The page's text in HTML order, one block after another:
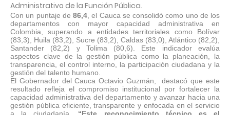
Administrativo de la Función Pública.
Con un puntaje de 86,4 , el Cauca se consolidó como uno de los
departamentos con mayor capacidad administrativa en
Colombia, superando a entidades territoriales como Bolívar
(83,3), Huila (83,2), Sucre (83,2), Caldas (83,0), Atlántico (82,2),
Santander (82,2) y Tolima (80,6). Este indicador evalúa
aspectos clave de la gestión pública como la planeación, la
transparencia, el control interno, la participación ciudadana y la
gestión del talento humano.
El Gobernador del Cauca Octavio Guzmán,
destacó que este
resultado refleja el compromiso institucional por fortalecer la
capacidad administrativa del departamento y avanzar hacia una
gestión pública eficiente, transparente y enfocada en el servicio